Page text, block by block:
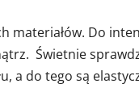
materiałów. Do
Świetnie
a do tego są